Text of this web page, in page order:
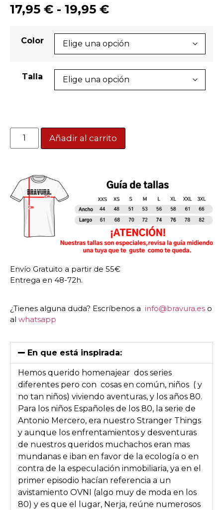
17,95 € - 19,95 €
Color
Talla
Añadir al carrito
Envío Gratuito a partir de 55€
Entrega en 48-72h.
¿Tienes alguna duda? Escríbenos a info@bravura.es o
al whatsapp
En que está inspirada:
Hemos querido homenajear dos series
diferentes pero con cosas en común, niños ( y
no tan niños) viviendo aventuras, y los años 80.
Para los niños Españoles de los 80, la serie de
Antonio Mercero, era nuestro Stranger Things
y aunque los enfrentamientos y desventuras
de nuestros queridos muchachos eran mas
mundanas e iban en favor de la ecología o en
contra de la especulación inmobiliaria, ya en el
primer episodio hacían referencia a un
avistamiento OVNI (algo muy de moda en los
80) y es que el lugar, Nerja, reúne numerosos